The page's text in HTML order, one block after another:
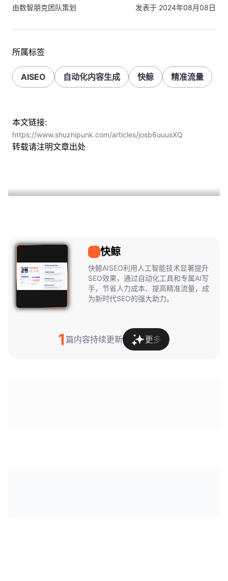
由数智朋克团队策划 发表于 2024年08月08日
所属标签
AISEO 自动化内容生成 快鲸 精准流量
本文链接:
https://www.shuzhipunk.com/articles/josb6uuusXQ
转载请注明文章出处
快鲸
快鲸AISEO利用人工智能技术显著提升
SEO效果，通过自动化工具和专属AI写
手，节省人力成本、提高精准流量，成
为新时代SEO的强大助力。
1篇内容持续更新 更多